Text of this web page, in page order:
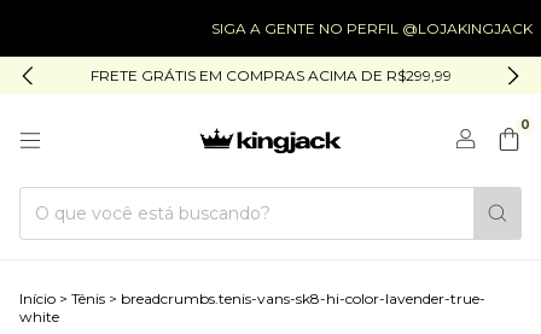
SIGA A GENTE NO PERFIL @LOJAKINGJACK
FRETE GRÁTIS EM COMPRAS ACIMA DE R$299,99
0
Início > Tênis > breadcrumbs.tenis-vans-sk8-hi-color-lavender-true-
white